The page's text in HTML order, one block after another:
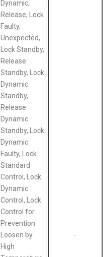
Dynamic,
Release, Lock
Faulty,
Unexpected,
Lock Standby,
Release
Standby, Lock
Dynamic
Standby,
Release
Dynamic
Standby, Lock
Dynamic
Faulty, Lock
Standard
Control, Lock
Dynamic
Control, Lock
Control for
Prevention
Loosen by
High
-